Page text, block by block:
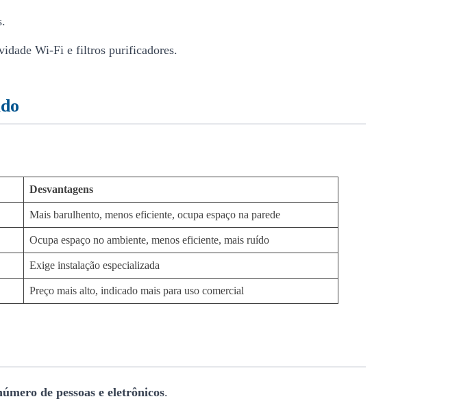
Wi-Fi e filtros purificadores.
Desvantagens
Mais barulhento, menos eficiente, ocupa espaço na parede
Ocupa espaço no ambiente, menos eficiente, mais ruído
Exige instalação especializada
Preço mais alto, indicado mais para uso comercial
de pessoas e eletrônicos.